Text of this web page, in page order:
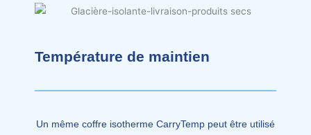
Température de maintien
Un même coffre isotherme CarryTemp peut être utilisé